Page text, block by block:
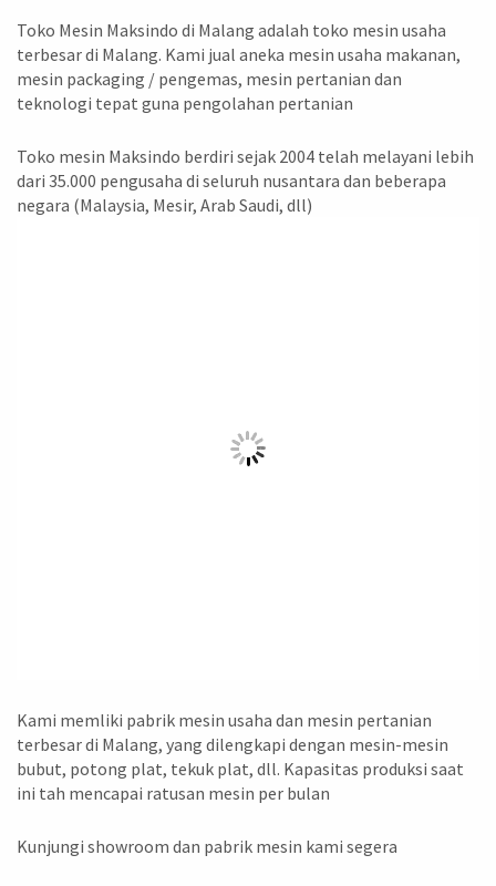
Toko Mesin Maksindo di Malang adalah toko mesin usaha
terbesar di Malang. Kami jual aneka mesin usaha makanan,
mesin packaging / pengemas, mesin pertanian dan
teknologi tepat guna pengolahan pertanian
Toko mesin Maksindo berdiri sejak 2004 telah melayani lebih
dari 35.000 pengusaha di seluruh nusantara dan beberapa
negara (Malaysia, Mesir, Arab Saudi, dll)
Kami memliki pabrik mesin usaha dan mesin pertanian
terbesar di Malang, yang dilengkapi dengan mesin-mesin
bubut, potong plat, tekuk plat, dll. Kapasitas produksi saat
ini tah mencapai ratusan mesin per bulan
Kunjungi showroom dan pabrik mesin kami segera